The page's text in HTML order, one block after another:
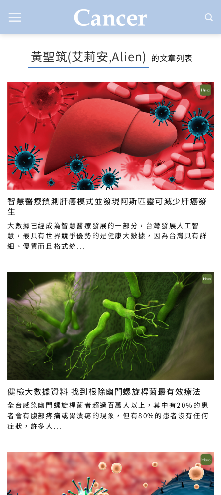
to
黃聖筑(艾莉安,Alien) 的文章列表
智慧醫療預測肝癌模式並發現阿斯匹靈可減少肝癌發
生
大數據已經成為智慧醫療發展的一部分，台灣發展人工智
慧，最具有世界競爭優勢的是健康大數據，因為台灣具有詳
細、優質而且格式統...
健檢大數據資料 找到根除幽門螺旋桿菌最有效療法
全台感染幽門螺旋桿菌者超過百萬人以上，其中有20%的患
者會有腹部疼痛或胃潰瘍的現象，但有80%的患者沒有任何
症狀，許多人...